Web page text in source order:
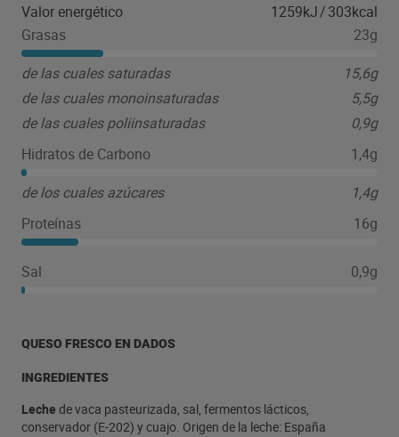
Valor energético 1259kJ/303kcal
Grasas
23g
de las cuales saturadas
15,6g
de las cuales monoinsaturadas
5,5g
de las cuales poliinsaturadas
0,9g
Hidratos de Carbono
1,4g
de los cuales azúcares
1,4g
Proteínas
16g
Sal 0,9g
QUESO FRESCO EN DADOS
INGREDIENTES
Leche de vaca pasteurizada, sal, fermentos lácticos,
conservador (E-202) y cuajo. Origen de la leche: España